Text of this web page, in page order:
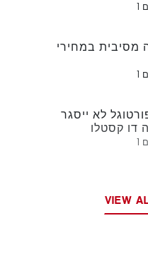
1
מסיבית במחירי
1
לא ייסגר
דו קסטלו
1
VIEW